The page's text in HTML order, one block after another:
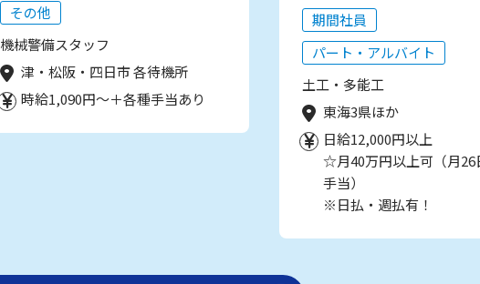
その他
機械警備スタッフ
津・松阪・四日市 各待機所
時給1,090円～＋各種手当あり
期間社員
パート・アルバイト
土工・多能工
東海3県ほか
日給12,000円以上
☆月40万円以上可（月26
手当）
※日払・週払有！